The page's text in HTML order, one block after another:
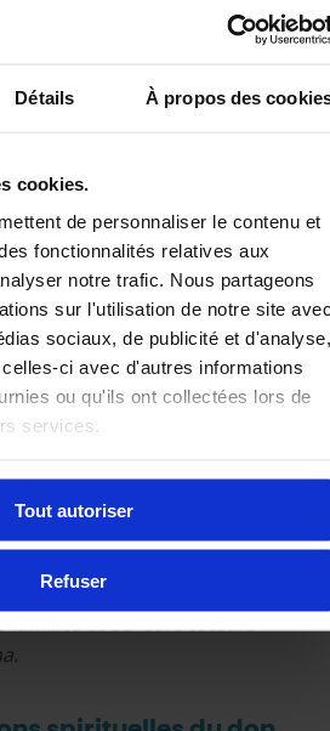
Détails À propos des
cookies.
de personnaliser le contenu et
fonctionnalités relatives aux
notre trafic. Nous partageons
sur l'utilisation de notre site
sociaux, de publicité et d'analyse,
ci avec d'autres informations
ou qu'ils ont collectées lors de
services.
Tout autoriser
Refuser
quotidienne
pour les familles
enfant ne devrait avoir à
la faim, les déplacements
initiative de cadeaux de
pas qu’offrir un joyeux Aïd à
à restaurer le sens
coûts des cadeaux de l’Aïd
orphelins qu’Al-Ayn
des enfants
familles et de leurs tuteurs